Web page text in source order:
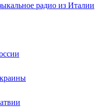
радио из Италии